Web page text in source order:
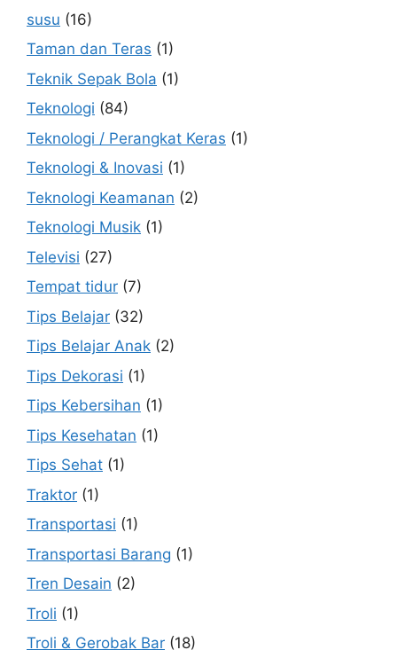
susu (16)
Taman dan Teras (1)
Teknik Sepak Bola (1)
Teknologi (84)
Teknologi / Perangkat Keras (1)
Teknologi & Inovasi (1)
Teknologi Keamanan (2)
Teknologi Musik (1)
Televisi (27)
Tempat tidur (7)
Tips Belajar (32)
Tips Belajar Anak (2)
Tips Dekorasi (1)
Tips Kebersihan (1)
Tips Kesehatan (1)
Tips Sehat (1)
Traktor (1)
Transportasi (1)
Transportasi Barang (1)
Tren Desain (2)
Troli (1)
Troli & Gerobak Bar (18)